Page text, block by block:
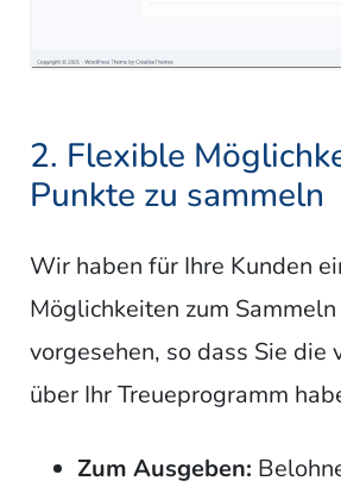
2. Flexible
Punkte zu sammeln
Wir haben für Ihre Kunden
Möglichkeiten zum
vorgesehen, so dass Sie die
über Ihr Treueprogramm
Zum Ausgeben: